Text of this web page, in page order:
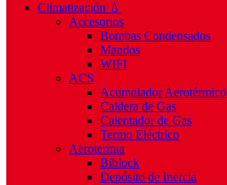
Climatización 💧
Accesorios
Bombas Condensados
Mandos
WIFI
ACS
Acumulador Aerotérmico
Caldera de Gas
Calentador de Gas
Termo Eléctrico
Aerotermia
Biblock
Depósito de Inercia